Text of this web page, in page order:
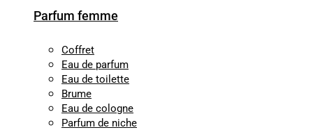
Parfum femme
Coffret
Eau de parfum
Eau de toilette
Brume
Eau de cologne
Parfum de niche